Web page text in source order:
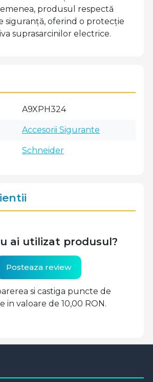
produsul respectă
siguranță, oferind o protecție
suprasarcinilor electrice.
A9XPH324
Accesorii Sigurante
Schneider
ai utilizat produsul?
Posteaza review
si castiga puncte de
in valoare de 10,00 RON.